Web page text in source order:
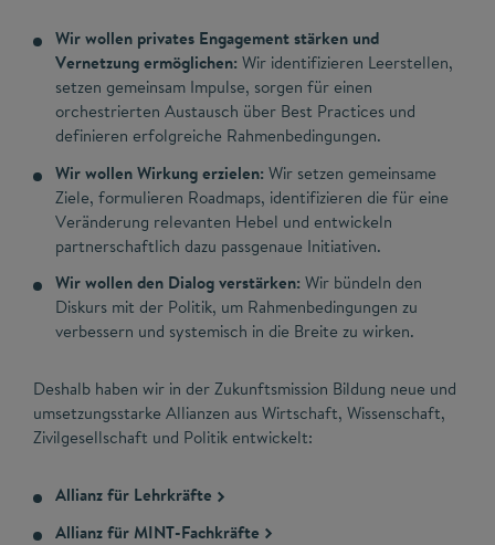
Wir wollen privates Engagement stärken und
Vernetzung ermöglichen: Wir identifizieren Leerstellen,
setzen gemeinsam Impulse, sorgen für einen
orchestrierten Austausch über Best Practices und
definieren erfolgreiche Rahmenbedingungen.​
Wir wollen Wirkung erzielen: Wir setzen gemeinsame
Ziele, formulieren Roadmaps, identifizieren die für eine
Veränderung relevanten Hebel und entwickeln
partnerschaftlich dazu passgenaue Initiativen.
Wir wollen den Dialog verstärken: Wir bündeln den
Diskurs mit der Politik, um Rahmenbedingungen zu
verbessern und systemisch in die Breite zu wirken.​
Deshalb haben wir in der Zukunftsmission Bildung neue und
umsetzungsstarke Allianzen aus Wirtschaft, Wissenschaft,
Zivilgesellschaft und Politik entwickelt:
Allianz für Lehrkräfte
Allianz für MINT-Fachkräfte